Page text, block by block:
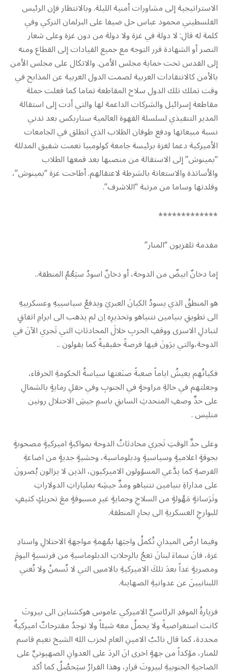
الاستراتيجية إلى مشاورات أمنية الليلة. وبالانتظار فإن الرئيس
الفلسطيني محمود عباس حل ضيفا على البرلمان التركي وفي
كلمة له قال: لا دولة في غزة ولا دولة من دون غزة وعلى شعار
النصر أو الشهادة قرر التوجه مع جميع القيادات إلى القطاع ومنه
إلى القدس تحت حماية مجلس الأمن. والاتكال على مجلس الأمن
بالأمن كالانتقادات العربية لصمت الدول الغربية عن المذابح في
وقت تملك تلك الدول سلاح المقاطعة تماما كما فعلت حملة
مقاطعة إسرائيل والشركات الداعمة لها والتي أدت إلى استقالة
المدير التنفيذي لسلسلة القهوة العالمية ستاربكس بعد تدني
نسبة مبيعاتها ودفع طوفان الطلاب الذي انطلق في الجامعات
الأميركية دعما لغزة برئيسة جامعة كولومبيا نعمت شفيق المدللة
“بمينوش” إلى الاستقالة من منصبها بعد قمعها الطلاب
والأساتذة والاستعانة بالشرطة لاعتقالهم. أطاحت غزة “بمينوش”،
وقلدتها وساما من مرتبة “اللاشرف”.
*************
مقدمة تلفزيون “المنار”
إما دخانٌ ابيضٌ من الدوحة، أو دخانٌ اسودُ سيَعُمُ المنطقة..
هو المنطقُ الذي يسودُ الكيانَ العبريَ ويدفعُ سياسييهِ وعسكرييهِ
الى تطويقِ بنيامين نتنياهو وتحذيرِه اِن لم يذهب الى ابرامِ اتفاقٍ
لتبادلِ الاسرى ووقفِ الحربِ خلالَ المحادثاتِ التي تَجري الآنَ في
الدوحة،والتي يرَونَ فيها فرصةً حقيقيةً كما يقولون ..
فكيانُهم يعيشُ اياماً صعبةً صنَعتها سياسةُ الحكومةِ الخرقاء،
وجعلتهم في حالةِ مراوحةٍ في الجنوبِ وفي حقلِ رمايةٍ بالشمالِ
على حدِّ وصفِ المتحدثِ السابقِ باسمِ جيشِ الاحتلال رونين
منليس .
وعلى حدِّ الوقتِ تَجري محادثاتُ الدوحة بمواكبةٍ اميركيةٍ مصحوبةٍ
بجوقةٍ اعلاميةٍ وسياسيةٍ ودبلوماسية، وخشيةٍ جديةٍ من اضاعةِ
الفرصةِ كما يدَّعي المسؤولون الاميركيون، الذين لا يزالون يُصرونَ
على مداراةِ بنيامين نتنياهو ومدِّ جيشِه بملياراتِ الدولاراتِ
وتَرَسانةٍ مَهُولةٍ من السلاحِ وحمايةٍ غيرِ مسبوقةٍ معَ تحريكٍ كثيفٍ
للبوارجِ العسكريةِ الى بحارِ المنطقة.
وفيما ارضُ الميدانِ تُكملُ واجبَها بمُهمةِ مواجهةِ الاحتلالِ واسنادِ
غزة، فانَ سماءَ لبنانَ تعجُ بالرِحلاتِ الدبلوماسيةِ من فرنسيةٍ اليومَ
ومصريةٍ غداً بعدَ تلكَ الاميركيةِ بالامسِ التي لا تُسمنُ ولا تُغني
اللبنانيينَ عن عدوانيةِ الصهاينة.
فزيارةُ الموفدِ الرئاسيِّ الاميركي عاموس هوكشتاين الى بيروتَ
كانت استعراضيةً ولا يحملُ معه شيئاً ولا توجدُ مقترحاتٌ اميركيةٌ
محددة، كما قال نائبُ الامينِ العام لحزب الله الشيخ نعيم قاسم
للمنار، مؤكداً من جهةٍ اخرى انَ الردَ على العدوانِ الصهيونيِّ على
الضاحيةِ الجنوبيةِ لبيروتَ قرار، وهذا القرارُ سيَحصُلُ كما أكد